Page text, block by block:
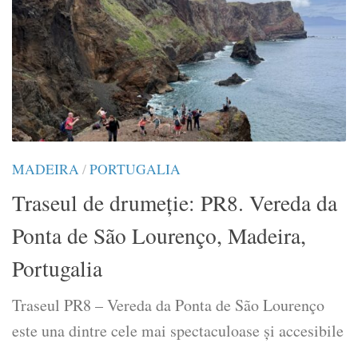
MADEIRA/PORTUGALIA
Traseul de drumeție: PR8. Vereda da
Ponta de São Lourenço, Madeira,
Portugalia
Traseul PR8 – Vereda da Ponta de São Lourenço
este una dintre cele mai spectaculoase și accesibile